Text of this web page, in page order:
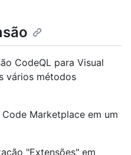
CodeQL para Visual
vários métodos
Marketplace em um
"Extensões" em